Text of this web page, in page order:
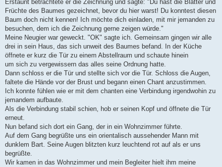
Erstaunt betrachtete er die Zeichnung und sagte: "Du hast die Blätter und
Früchte des Baumes gezeichnet, bevor du hier warst! Du konntest diesen
Baum doch nicht kennen! Ich möchte dich einladen, mit mir jemanden zu
besuchen, dem ich die Zeichnung gerne zeigen würde."
Meine Neugier war geweckt. "OK" sagte ich. Gemeinsam gingen wir alle
drei in sein Haus, das sich unweit des Baumes befand. In der Küche
öffnete er kurz die Tür zu einem Abstellraum und schaute hinein
um sich zu vergewissern das alles seine Ordnung hatte.
Dann schloss er die Tür und stellte sich vor die Tür. Schloss die Augen,
faltete die Hände vor der Brust und begann einen Chant anzustimmen.
Ich konnte fühlen wie er mit dem chanten eine Verbindung irgendwohin zu
jemandem aufbaute.
Als die Verbindung stabil schien, hob er seinen Kopf und öffnete die Tür
erneut.
Nun befand sich dort ein Gang, der in ein Wohnzimmer führte.
Auf dem Gang begrüßte uns ein orientalisch aussehender Mann mit
dunklem Bart. Seine Augen blitzten kurz leuchtend rot auf als er uns
begrüßte.
Wir kamen in das Wohnzimmer und mein Begleiter hielt ihm meine